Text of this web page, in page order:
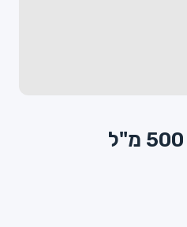
מכסה גביע אטום 500 מ"ל